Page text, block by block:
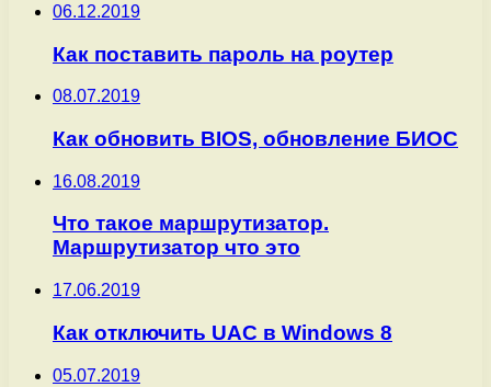
06.12.2019
Как поставить пароль на роутер
08.07.2019
Как обновить BIOS, обновление БИОС
16.08.2019
Что такое маршрутизатор.
Маршрутизатор что это
17.06.2019
Как отключить UAC в Windows 8
05.07.2019